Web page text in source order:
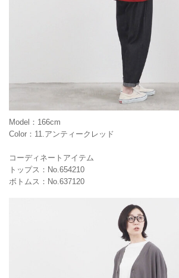
Model：166cm
Color：11.アンティークレッド
コーディネートアイテム
トップス：No.654210
ボトムス：No.637120